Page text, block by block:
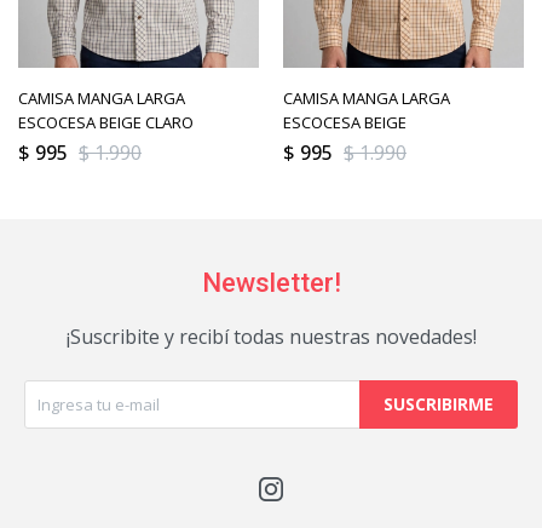
CAMISA MANGA LARGA
ESCOCESA BEIGE CLARO
$ 995 $1.990
CAMISA MANGA LARGA
ESCOCESA BEIGE
$ 995 $1.990
Newsletter!
¡Suscribite y recibí todas nuestras novedades!
SUSCRIBIRME
